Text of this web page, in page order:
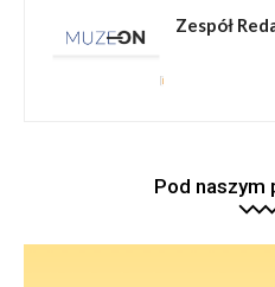
Zespół
Pod naszym